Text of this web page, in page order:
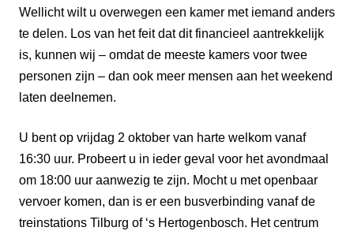
Wellicht wilt u overwegen een kamer met iemand anders
te delen. Los van het feit dat dit financieel aantrekkelijk
is, kunnen wij – omdat de meeste kamers voor twee
personen zijn – dan ook meer mensen aan het weekend
laten deelnemen.
U bent op vrijdag 2 oktober van harte welkom vanaf
16:30 uur. Probeert u in ieder geval voor het avondmaal
om 18:00 uur aanwezig te zijn. Mocht u met openbaar
vervoer komen, dan is er een busverbinding vanaf de
treinstations Tilburg of ‘s Hertogenbosch. Het centrum